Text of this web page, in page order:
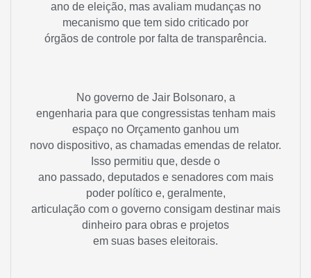
ano de eleição, mas avaliam mudanças no
mecanismo que tem sido criticado por
órgãos de controle por falta de transparência.
No governo de Jair Bolsonaro, a
engenharia para que congressistas tenham mais
espaço no Orçamento ganhou um
novo dispositivo, as chamadas emendas de relator.
Isso permitiu que, desde o
ano passado, deputados e senadores com mais
poder político e, geralmente,
articulação com o governo consigam destinar mais
dinheiro para obras e projetos
em suas bases eleitorais.